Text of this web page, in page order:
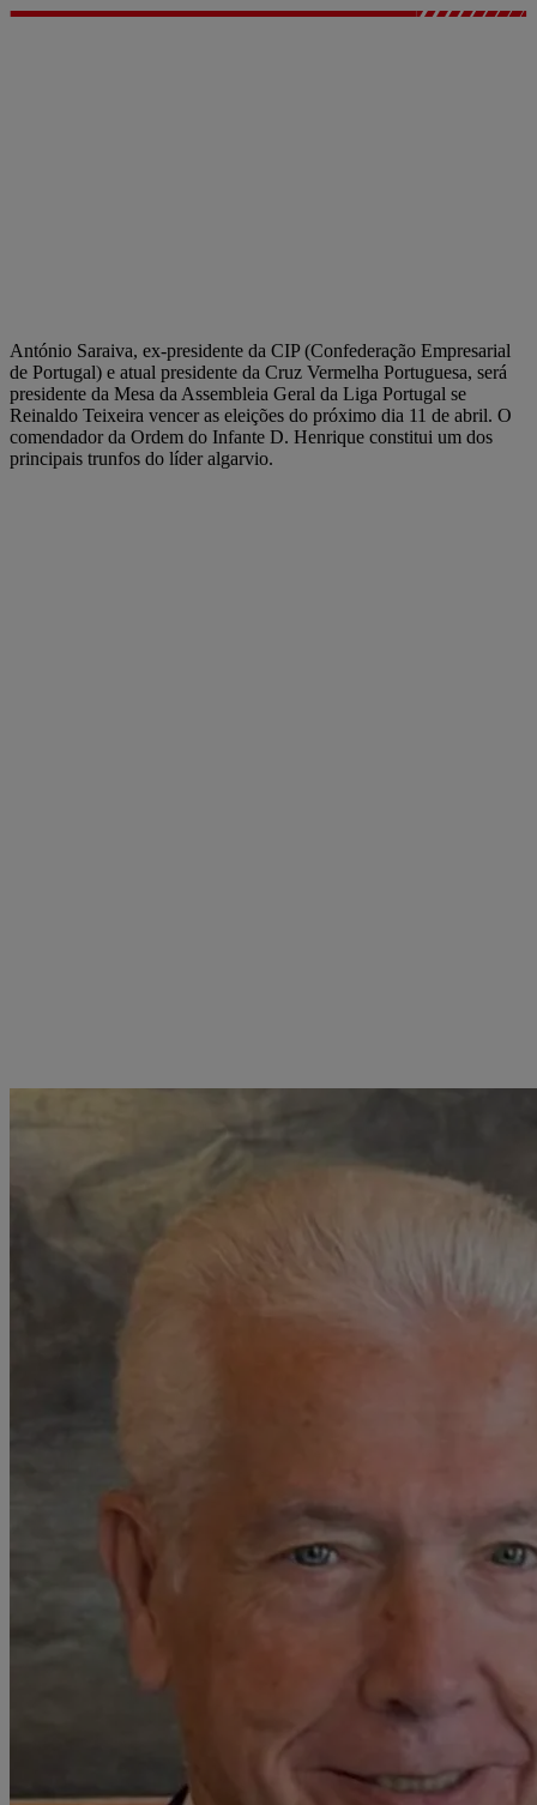
António Saraiva, ex-presidente da CIP (Confederação Empresarial
de Portugal) e atual presidente da Cruz Vermelha Portuguesa, será
presidente da Mesa da Assembleia Geral da Liga Portugal se
Reinaldo Teixeira vencer as eleições do próximo dia 11 de abril. O
comendador da Ordem do Infante D. Henrique constitui um dos
principais trunfos do líder algarvio.